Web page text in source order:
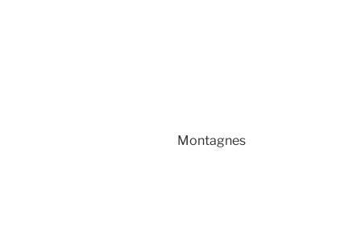
Montagnes